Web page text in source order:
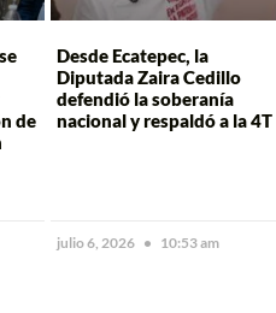
de
Desde Ecatepec, la
Diputada Zaira Cedillo
defendió la soberanía
nacional y respaldó a la 4T
julio 6, 2026 10:53 am